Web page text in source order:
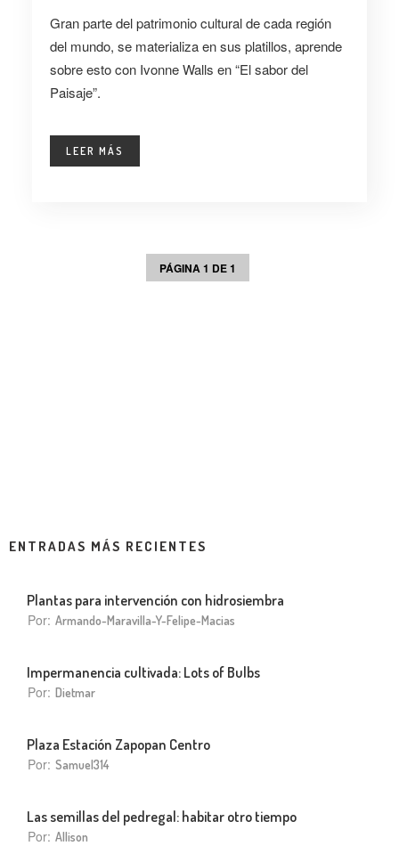
Gran parte del patrimonio cultural de cada región
del mundo, se materializa en sus platillos, aprende
sobre esto con Ivonne Walls en “El sabor del
Paisaje”.
LEER MÁS
PÁGINA 1 DE 1
ENTRADAS MÁS RECIENTES
Plantas para intervención con hidrosiembra
Por: Armando-Maravilla-Y-Felipe-Macias
Impermanencia cultivada: Lots of Bulbs
Por: Dietmar
Plaza Estación Zapopan Centro
Por: Samuel314
Las semillas del pedregal: habitar otro tiempo
Por: Allison